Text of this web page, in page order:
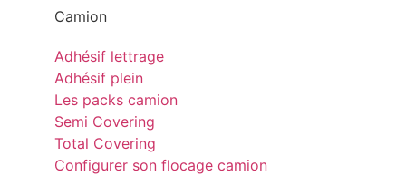
Camion
Adhésif lettrage
Adhésif plein
Les packs camion
Semi Covering
Total Covering
Configurer son flocage camion